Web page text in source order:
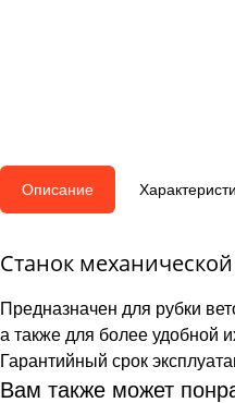
Описание
Станок
Предназначен для рубки
а также для более удобной
Гарантийный срок
Вам также может